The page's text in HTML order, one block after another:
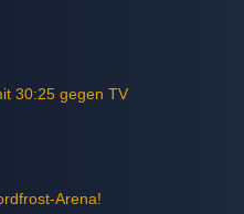
30:25 gegen TV
Arena!